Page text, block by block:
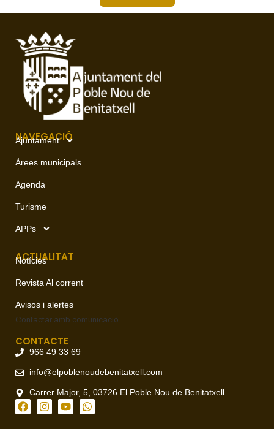
NAVEGACIÓ
Ajuntament
Àrees municipals
Agenda
Turisme
APPs
ACTUALITAT
Notícies
Revista Al corrent
Avisos i alertes
Contactar amb comunicació
CONTACTE
966 49 33 69
info@elpoblenoudebenitatxell.com
Carrer Major, 5, 03726 El Poble Nou de Benitatxell